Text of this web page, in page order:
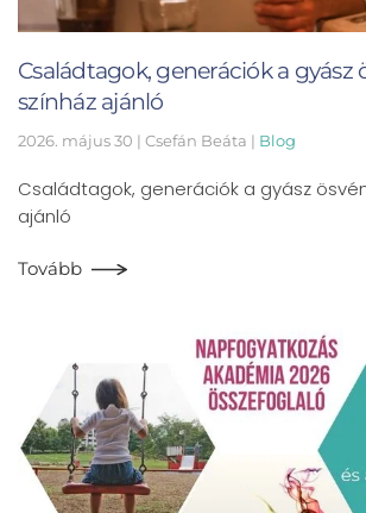
Családtagok, generációk a gyász
színház ajánló
2026. május 30 | Csefán Beáta | Blog
Családtagok, generációk a gyász
ajánló
Tovább